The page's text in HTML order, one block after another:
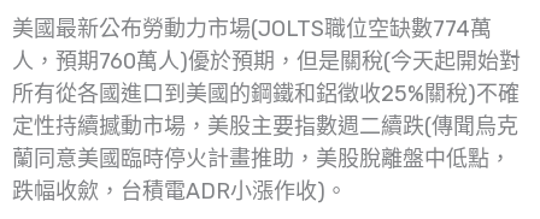
美國最新公布勞動力市場(JOLTS職位空缺數774萬
人，預期760萬人)優於預期，但是關稅(今天起開始對
所有從各國進口到美國的鋼鐵和鋁徵收25%關稅)不確
定性持續撼動市場，美股主要指數週二續跌(傳聞烏克
蘭同意美國臨時停火計畫推助，美股脫離盤中低點，
跌幅收歛，台積電ADR小漲作收)。